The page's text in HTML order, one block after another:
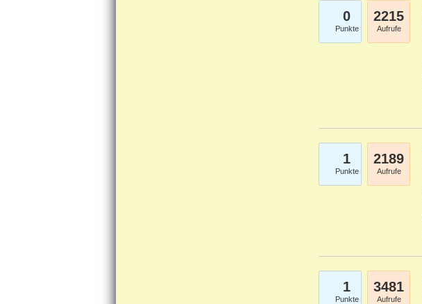
0
Punkte
2215
Aufrufe
1
Punkte
2189
Aufrufe
1
Punkte
3481
Aufrufe